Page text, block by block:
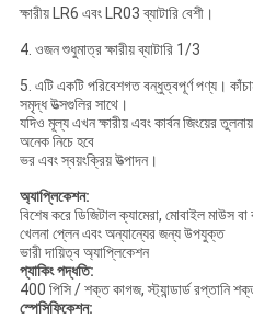
ক্ষারীয় LR6 এবং LR03 ব্যাটারি বেশী।
4. ওজন শুধুমাত্র ক্ষারীয় ব্যাটারি 1/3
5. এটি একটি পরিবেশগত বন্ধুত্বপূর্ণ পণ্য।
সমৃদ্ধ উত্সগুলির সাথে।
যদিও মূল্য এখন ক্ষারীয় এবং কার্বন জিংয়ের
অনেক নিচে হবে
ভর এবং স্বয়ংক্রিয় উত্পাদন।
অ্যাপ্লিকেশন:
বিশেষ করে ডিজিটাল ক্যামেরা, মোবাইল মাউস
খেলনা প্লেন এবং অন্যান্যের জন্য উপযুক্ত
ভারী দায়িত্ব অ্যাপ্লিকেশন
প্যাকিং পদ্ধতি:
400 পিসি / শক্ত কাগজ, স্ট্যান্ডার্ড রপ্তানি
স্পেসিফিকেশন: